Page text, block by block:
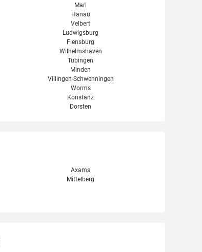
Marl
Hanau
Velbert
Ludwigsburg
Flensburg
Wilhelmshaven
Tübingen
Minden
Villingen-Schwenningen
Worms
Konstanz
Dorsten
Axams
Mittelberg